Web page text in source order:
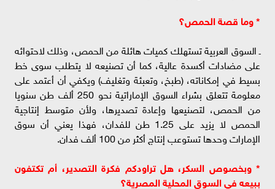
* وما قصة الحمص؟
ـ السوق العربية تستهلك كميات هائلة من الحمص، وذلك لاحتوائه
على مضادات أكسدة عالية، كما أن تصنيعه لا يتطلب سوى خط
بسيط في إمكاناته، (طبخ، وتعبئة وتغليف) ويكفي أن أعتمد على
معلومة تتعلق بشراء السوق الإماراتية نحو 250 ألف طن سنويا
من الحمص، لتصنيعها وإعادة تصديرها، ولأن متوسط إنتاجية
الحمص لا يزيد على 1.25 طن للفدان، فهذا يعني أن سوق
الإمارات وحدها تستوعب إنتاج أكثر من 100 ألف فدان.
* وبخصوص السكر، هل تراودكم فكرة التصدير، أم تكتفون
ببيعه في السوق المحلية المصرية؟